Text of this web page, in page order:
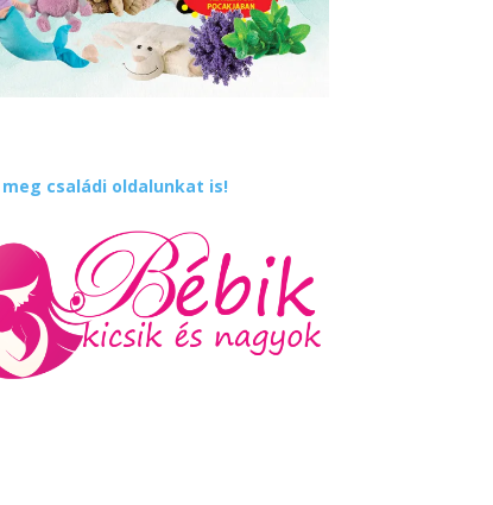
meg családi oldalunkat is!